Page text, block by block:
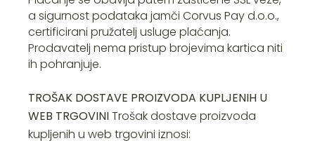
a sigurnost podataka jamči Corvus Pay d.o.o.,
certificirani pružatelj usluge plaćanja.
Prodavatelj nema pristup brojevima kartica niti
ih pohranjuje.
TROŠAK DOSTAVE PROIZVODA KUPLJENIH U
WEB TRGOVINITrošak dostave proizvoda
kupljenih u web trgovini iznosi: